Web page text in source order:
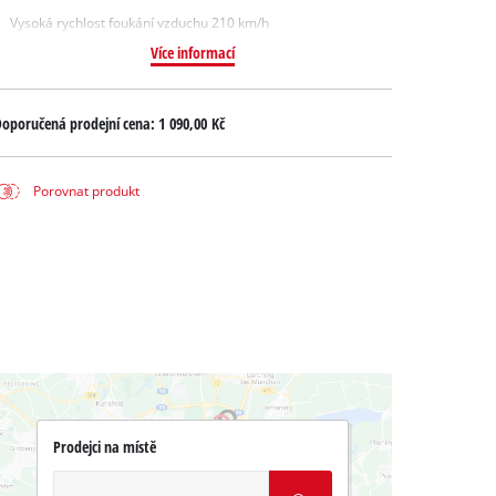
Vysoká rychlost foukání vzduchu 210 km/h
Více informací
prodejní cena: 1 090,00 Kč
Porovnat produkt
Prodejci na místě